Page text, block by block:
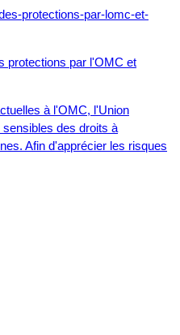
protections par l'OMC et
à l'OMC, l'Union
des droits à
Afin d'apprécier les risques